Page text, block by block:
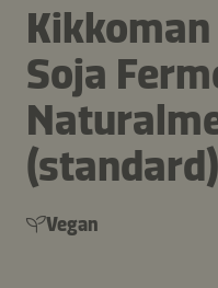
Soja
(standard)
Vegan